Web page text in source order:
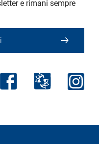
e rimani sempre